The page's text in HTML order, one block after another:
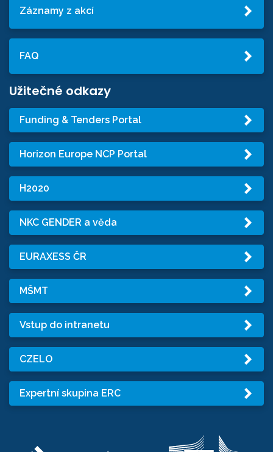
Záznamy z akcí
FAQ
Užitečné odkazy
Funding & Tenders Portal
Horizon Europe NCP Portal
H2020
NKC GENDER a věda
EURAXESS ČR
MŠMT
Vstup do intranetu
CZELO
Expertní skupina ERC